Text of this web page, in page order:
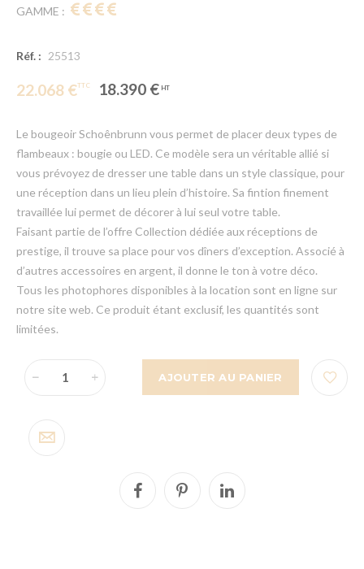
GAMME :
Réf. : 25513
22.068 € 18.390 €
Le bougeoir Schoênbrunn vous permet de placer deux types de
flambeaux : bougie ou LED. Ce modèle sera un véritable allié si
vous prévoyez de dresser une table dans un style classique, pour
une réception dans un lieu plein d’histoire. Sa fintion finement
travaillée lui permet de décorer à lui seul votre table.
Faisant partie de l’offre Collection dédiée aux réceptions de
prestige, il trouve sa place pour vos dîners d’exception. Associé à
d’autres accessoires en argent, il donne le ton à votre déco.
Tous les photophores disponibles à la location sont en ligne sur
notre site web. Ce produit étant exclusif, les quantités sont
limitées.
AJOUTER AU PANIER